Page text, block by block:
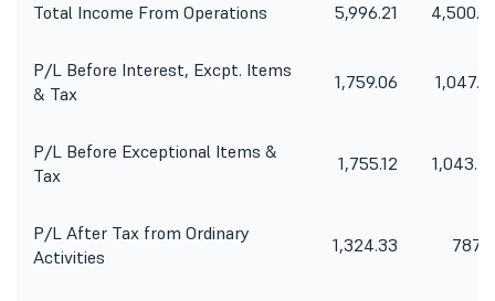
Total Income From Operations 5,996.21
P/L Before Interest, Excpt. Items
& Tax
1,759.06
P/L Before Exceptional Items &
Tax
1,755.12
P/L After Tax from Ordinary
Activities
1,324.33